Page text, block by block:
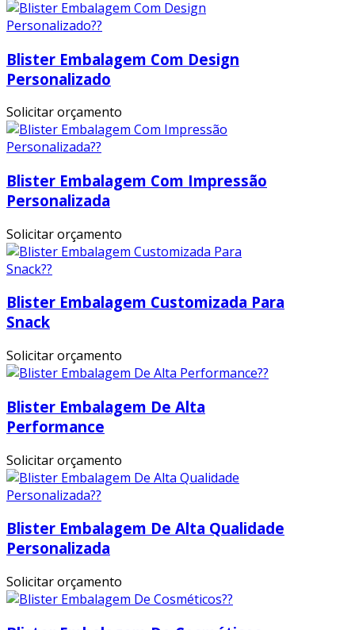
Blister Embalagem Com Design
Personalizado
Solicitar orçamento
Blister Embalagem Com Impressão
Personalizada
Solicitar orçamento
Blister Embalagem Customizada Para
Snack
Solicitar orçamento
Blister Embalagem De Alta
Performance
Solicitar orçamento
Blister Embalagem De Alta Qualidade
Personalizada
Solicitar orçamento